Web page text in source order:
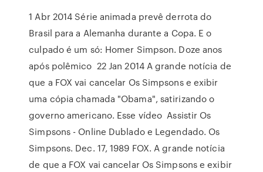
1 Abr 2014 Série animada prevê derrota do
Brasil para a Alemanha durante a Copa. E o
culpado é um só: Homer Simpson. Doze anos
após polêmico 22 Jan 2014 A grande notícia de
que a FOX vai cancelar Os Simpsons e exibir
uma cópia chamada "Obama", satirizando o
governo americano. Esse vídeo Assistir Os
Simpsons - Online Dublado e Legendado. Os
Simpsons. Dec. 17, 1989 FOX. A grande notícia
de que a FOX vai cancelar Os Simpsons e exibir